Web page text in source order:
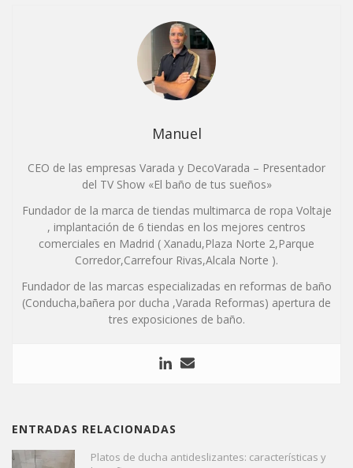
Manuel
CEO de las empresas Varada y DecoVarada – Presentador
del TV Show «El baño de tus sueños»
Fundador de la marca de tiendas multimarca de ropa Voltaje
, implantación de 6 tiendas en los mejores centros
comerciales en Madrid ( Xanadu,Plaza Norte 2,Parque
Corredor,Carrefour Rivas,Alcala Norte ).
Fundador de las marcas especializadas en reformas de baño
(Conducha,bañera por ducha ,Varada Reformas) apertura de
tres exposiciones de baño.
ENTRADAS RELACIONADAS
Platos de ducha antideslizantes: características y